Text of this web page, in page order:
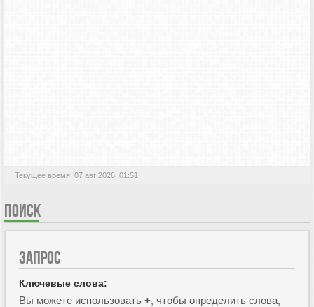
Текущее время: 07 авг 2026, 01:51
ПОИСК
ЗАПРОС
Ключевые слова:
Вы можете использовать +, чтобы определить слова,